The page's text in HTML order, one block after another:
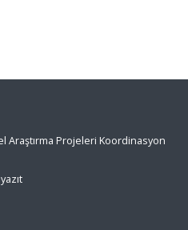
Araştırma Projeleri Koordinasyon